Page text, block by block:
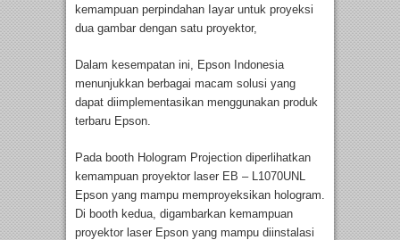
kemampuan perpindahan Iayar untuk proyeksi
dua gambar dengan satu proyektor,
Dalam kesempatan ini, Epson Indonesia
menunjukkan berbagai macam solusi yang
dapat diimplementasikan menggunakan produk
terbaru Epson.
Pada booth Hologram Projection diperlihatkan
kemampuan proyektor laser EB – L1070UNL
Epson yang mampu memproyeksikan hologram.
Di booth kedua, digambarkan kemampuan
proyektor laser Epson yang mampu diinstalasi